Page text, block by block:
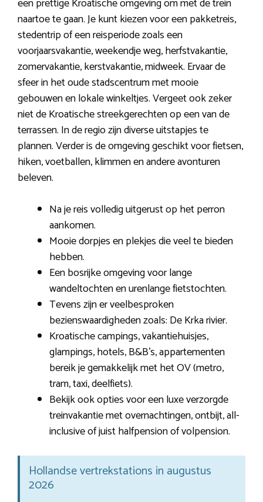
naartoe te gaan. Je kunt kiezen voor een pakketreis,
stedentrip of een reisperiode zoals een
voorjaarsvakantie, weekendje weg, herfstvakantie,
zomervakantie, kerstvakantie, midweek. Ervaar de
sfeer in het oude stadscentrum met mooie
gebouwen en lokale winkeltjes. Vergeet ook zeker
niet de Kroatische streekgerechten op een van de
terrassen. In de regio zijn diverse uitstapjes te
plannen. Verder is de omgeving geschikt voor fietsen,
hiken, voetballen, klimmen en andere avonturen
beleven.
Na je reis volledig uitgerust op het perron
aankomen.
Mooie dorpjes en plekjes die veel te bieden
hebben.
Een bosrijke omgeving voor lange
wandeltochten en urenlange fietstochten.
Tevens zijn er veelbesproken
bezienswaardigheden zoals: De Krka rivier.
Kroatische campings, vakantiehuisjes,
glampings, hotels, B&B’s, appartementen
bereik je gemakkelijk met het OV (metro,
tram, taxi, deelfiets).
Bekijk ook opties voor een luxe verzorgde
treinvakantie met overnachtingen, ontbijt, all-
inclusive of juist halfpension of volpension.
Hollandse vertrekstations in augustus
2026